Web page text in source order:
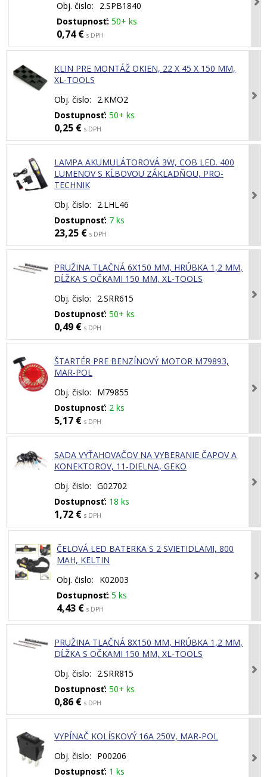
Obj. čislo:
2.SPB1840
Dostupnosť: 50+ ks
0,74 € s DPH
KLIN PRE MONTÁŽ OKIEN, 22 X 45 X 150 MM,
XL-TOOLS
Obj. čislo:
2.KMO2
Dostupnosť: 50+ ks
0,25 € s DPH
LAMPA AKUMULÁTOROVÁ 3W, COB LED. 400
LUMENOV S KĹBOVOU ZÁKLADŇOU, PRO-
TECHNIK
Obj. čislo:
2.LHL46
Dostupnosť: 7 ks
23,25 € s DPH
PRUŽINA TLAČNÁ 6X150 MM, HRÚBKA 1,2 MM,
DĹŽKA S OČKAMI 150 MM, XL-TOOLS
Obj. čislo:
2.SRR615
Dostupnosť: 50+ ks
0,49 € s DPH
ŠTARTÉR PRE BENZÍNOVÝ MOTOR M79893,
MAR-POL
Obj. čislo:
M79855
Dostupnosť: 2 ks
5,17 € s DPH
SADA VYŤAHOVAČOV NA VYBERANIE ČAPOV A
KONEKTOROV, 11-DIELNA, GEKO
Obj. čislo: G02702
Dostupnosť: 18 ks
1,72 € s DPH
ČELOVÁ LED BATERKA S 2 SVIETIDLAMI, 800
MAH, KELTIN
Obj. čislo:
K02003
Dostupnosť: 5 ks
4,43 € s DPH
PRUŽINA TLAČNÁ 8X150 MM, HRÚBKA 1,2 MM,
DĹŽKA S OČKAMI 150 MM, XL-TOOLS
Obj. čislo:
2.SRR815
Dostupnosť: 50+ ks
0,86 € s DPH
VYPÍNAČ KOLÍSKOVÝ 16A 250V, MAR-POL
Obj. čislo:
P00206
Dostupnosť: 1 ks